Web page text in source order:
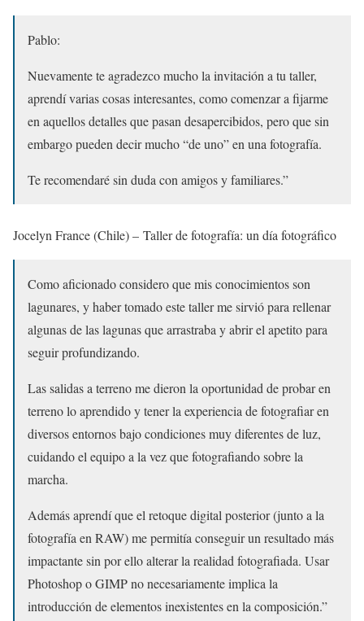
Pablo:
Nuevamente te agradezco mucho la invitación a tu taller,
aprendí varias cosas interesantes, como comenzar a fijarme
en aquellos detalles que pasan desapercibidos, pero que sin
embargo pueden decir mucho “de uno” en una fotografía.
Te recomendaré sin duda con amigos y familiares.”
Jocelyn France (Chile) – Taller de fotografía: un día fotográfico
Como aficionado considero que mis conocimientos son
lagunares, y haber tomado este taller me sirvió para rellenar
algunas de las lagunas que arrastraba y abrir el apetito para
seguir profundizando.
Las salidas a terreno me dieron la oportunidad de probar en
terreno lo aprendido y tener la experiencia de fotografiar en
diversos entornos bajo condiciones muy diferentes de luz,
cuidando el equipo a la vez que fotografiando sobre la
marcha.
Además aprendí que el retoque digital posterior (junto a la
fotografía en RAW) me permitía conseguir un resultado más
impactante sin por ello alterar la realidad fotografiada. Usar
Photoshop o GIMP no necesariamente implica la
introducción de elementos inexistentes en la composición.”